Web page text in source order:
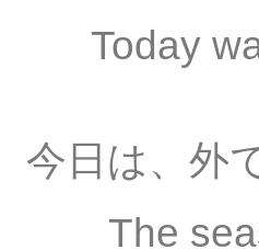
Today
今日は、外
The